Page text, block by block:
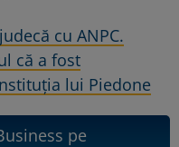
cu ANPC.
că a fost
lui Piedone
pe